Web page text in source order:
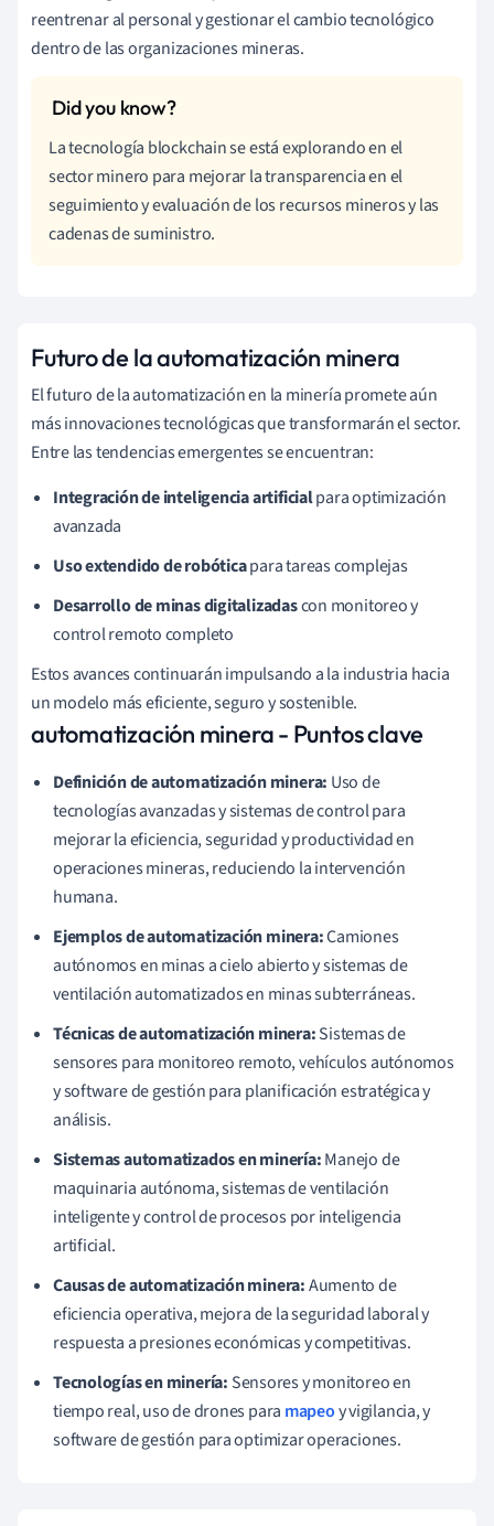
reentrenar al personal y gestionar el cambio tecnológico
dentro de las organizaciones mineras.
La tecnología blockchain se está explorando en el
sector minero para mejorar la transparencia en el
seguimiento y evaluación de los recursos mineros y las
cadenas de suministro.
Futuro de la automatización minera
El futuro de la automatización en la minería promete aún
más innovaciones tecnológicas que transformarán el sector.
Entre las tendencias emergentes se encuentran:
Integración de inteligencia artificialpara optimización
avanzada
Uso extendido de robóticapara tareas complejas
Desarrollo de minas digitalizadascon monitoreo y
control remoto completo
Estos avances continuarán impulsando a la industria hacia
un modelo más eficiente, seguro y sostenible.
automatización minera - Puntos clave
Definición de automatización minera: Uso de
tecnologías avanzadas y sistemas de control para
mejorar la eficiencia, seguridad y productividad en
operaciones mineras, reduciendo la intervención
humana.
Ejemplos de automatización minera:Camiones
autónomos en minas a cielo abierto y sistemas de
ventilación automatizados en minas subterráneas.
Técnicas de automatización minera:Sistemas de
sensores para monitoreo remoto, vehículos autónomos
y software de gestión para planificación estratégica y
análisis.
Sistemas automatizados en minería:Manejo de
maquinaria autónoma, sistemas de ventilación
inteligente y control de procesos por inteligencia
artificial.
Causas de automatización minera:Aumento de
eficiencia operativa, mejora de la seguridad laboral y
respuesta a presiones económicas y competitivas.
Tecnologías en minería: Sensores y monitoreo en
tiempo real, uso de drones para mapeoy vigilancia, y
software de gestión para optimizar operaciones.